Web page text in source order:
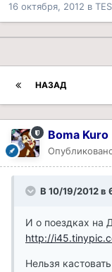
16 октября, 2012 в
НАЗАД
Boma Kuro
В 10/19/2012 в
И о поездках на
http://
Нельзя